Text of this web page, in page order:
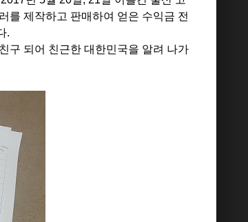
를 제작하고 판매하여 얻은 수익금 전
.
구 되어 친근한 대한민국을 알려 나가